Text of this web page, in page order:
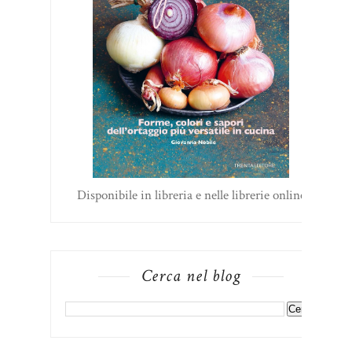
Disponibile in libreria e nelle librerie online
Cerca nel blog